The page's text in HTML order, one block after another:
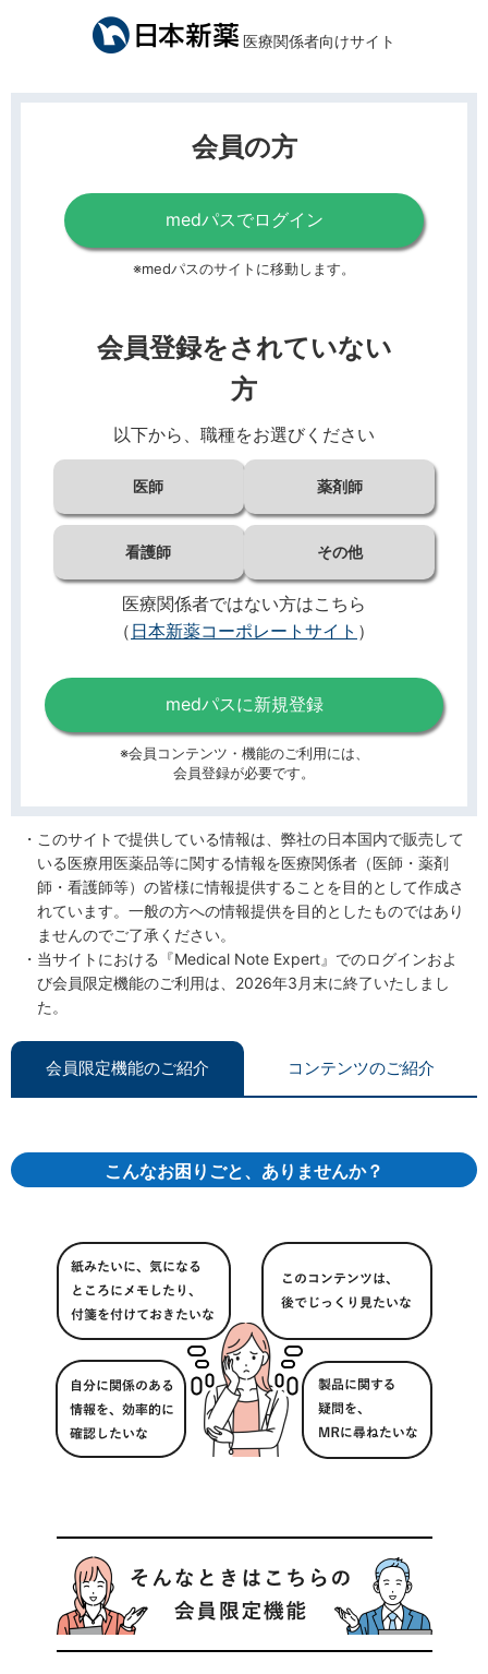
医療関係者向けサイト
会員の方
medパスでログイン
※medパスのサイトに移動します。
会員登録をされていない
方
以下から、職種をお選びください
医師 薬剤師
看護師 その他
医療関係者ではない方はこちら
（ 日本新薬コーポレートサイト ）
medパスに新規登録
※会員コンテンツ・機能のご利用には、
会員登録が必要です。
このサイトで提供している情報は、弊社の日本国内で販売して
いる医療用医薬品等に関する情報を医療関係者（医師・薬剤
師・看護師等）の皆様に情報提供することを目的として作成さ
れています。一般の方への情報提供を目的としたものではあり
ませんのでご了承ください。
当サイトにおける『Medical Note Expert』でのログインおよ
び会員限定機能のご利用は、2026年3月末に終了いたしまし
た。
会員限定機能のご紹介 コンテンツのご紹介
こんなお困りごと、ありませんか？